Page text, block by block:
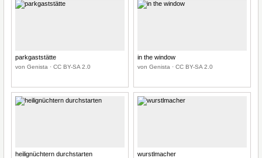
parkgaststätte
von Genista · CC BY-SA 2.0
in the window
von Genista · CC BY-SA 2.0
heilignüchtern durchstarten wurstlmacher